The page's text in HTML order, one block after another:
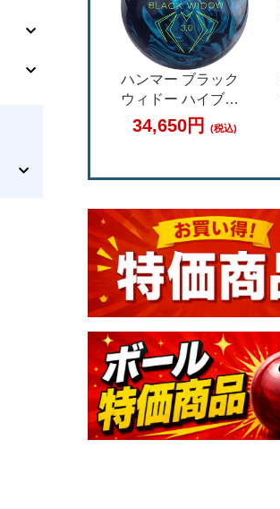
ハンマー ブラック
ウィドー ハイブリ
ッド ブラックサフ
ァイア
34,650円 (税込)